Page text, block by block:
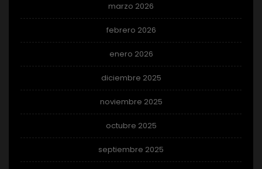
marzo 2026
febrero 2026
enero 2026
diciembre 2025
noviembre 2025
octubre 2025
septiembre 2025